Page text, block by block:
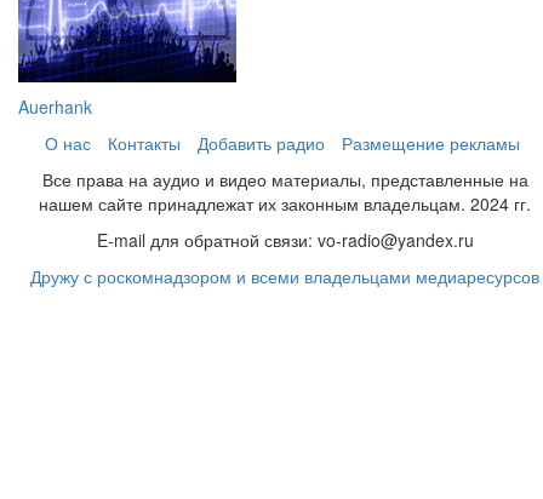
Auerhank
О нас
Контакты Добавить радио
Размещение рекламы
Все права на аудио и видео материалы, представленные на
нашем сайте принадлежат их законным владельцам. 2024 гг.
E-mail для обратной связи: vo-radio@yandex.ru
Дружу с роскомнадзором и всеми владельцами медиаресурсов